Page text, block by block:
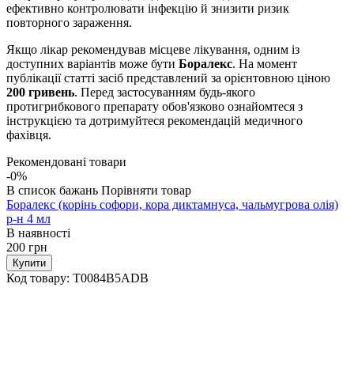
ефективно контролювати інфекцію й знизити ризик
повторного зараження.
Якщо лікар рекомендував місцеве лікування, одним із
доступних варіантів може бути Боралекс. На момент
публікації статті засіб представлений за орієнтовною ціною
200 гривень. Перед застосуванням будь-якого
протигрибкового препарату обов'язково ознайомтеся з
інструкцією та дотримуйтеся рекомендацій медичного
фахівця.
Рекомендовані товари
-0%
В список бажань Порівняти товар
Боралекс (корінь софори, кора диктамнуса, чальмугрова олія)
р-н 4 мл
В наявності
200 грн
Купити
Код товару: T0084B5ADB